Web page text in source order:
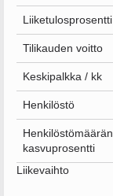
Liiketulosprosentti
Tilikauden voitto
Keskipalkka / kk
Henkilöstö
Henkilöstömäärän
kasvuprosentti
Liikevaihto